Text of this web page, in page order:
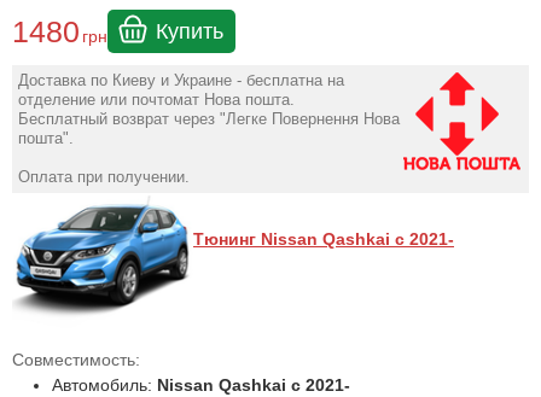
1480 грн Купить
Доставка по Киеву и Украине - бесплатна на
отделение или почтомат Нова пошта.
Бесплатный возврат через "Легке Повернення Нова
пошта".
Оплата при получении.
Тюнинг Nissan Qashkai с 2021-
Совместимость:
Автомобиль: Nissan Qashkai с 2021-